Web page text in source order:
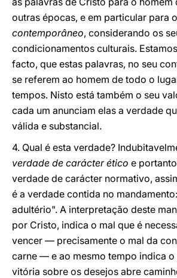
outras épocas, e em particular para o
contemporâneo, considerando os
condicionamentos culturais.
facto, que estas palavras, no seu
se referem ao homem de todo o
tempos. Nisto está também o seu
cada um anunciam elas a verdade
válida e substancial.
4. Qual é esta verdade?
verdade de carácter ético e
verdade de carácter normativo,
é a verdade contida no
adultério". A interpretação deste
por Cristo, indica o mal que é
vencer — precisamente o mal da
carne — e ao mesmo tempo indica o
vitória sobre os desejos abre